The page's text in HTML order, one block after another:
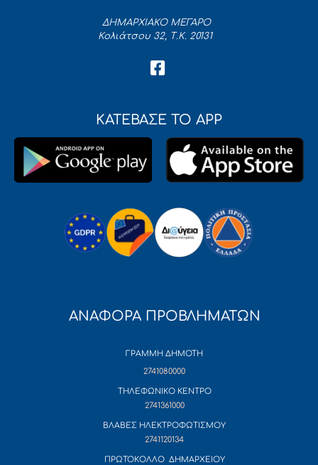
ΔΗΜΑΡΧΙΑΚΟ ΜΕΓΑΡΟ
Κολιάτσου 32, Τ.Κ. 20131
ΚΑΤΕΒΑΣΕ ΤΟ APP
ΑΝΑΦΟΡΑ ΠΡΟΒΛΗΜΑΤΩΝ
ΓΡΑΜΜΗ ΔΗΜΟΤΗ
2741080000
ΤΗΛΕΦΩΝΙΚΟ ΚΕΝΤΡΟ
2741361000
ΒΛΑΒΕΣ ΗΛΕΚΤΡΟΦΩΤΙΣΜΟΥ
2741120134
ΠΡΩΤΟΚΟΛΛΟ ΔΗΜΑΡΧΕΙΟΥ